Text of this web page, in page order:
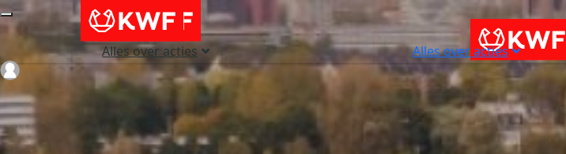
Alles over acties Alles over acties
Login